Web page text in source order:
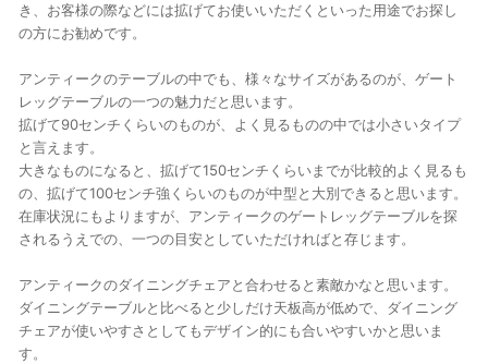
き、お客様の際などには拡げてお使いいただくといった用途でお探し
の方にお勧めです。
アンティークのテーブルの中でも、様々なサイズがあるのが、ゲート
レッグテーブルの一つの魅力だと思います。
拡げて90センチくらいのものが、よく見るものの中では小さいタイプ
と言えます。
大きなものになると、拡げて150センチくらいまでが比較的よく見るも
の、拡げて100センチ強くらいのものが中型と大別できると思います。
在庫状況にもよりますが、アンティークのゲートレッグテーブルを探
されるうえでの、一つの目安としていただければと存じます。
アンティークのダイニングチェアと合わせると素敵かなと思います。
ダイニングテーブルと比べると少しだけ天板高が低めで、ダイニング
チェアが使いやすさとしてもデザイン的にも合いやすいかと思いま
す。